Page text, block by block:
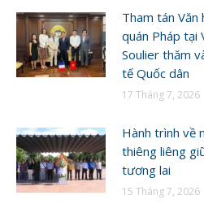
Tham tán
quán Pháp tại
Soulier thăm
tế Quốc dân
17 Tháng 7, 2026
Hành trình về
thiêng liêng
tương lai
15 Tháng 7, 2026